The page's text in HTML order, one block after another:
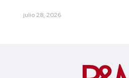
julio 28, 2026